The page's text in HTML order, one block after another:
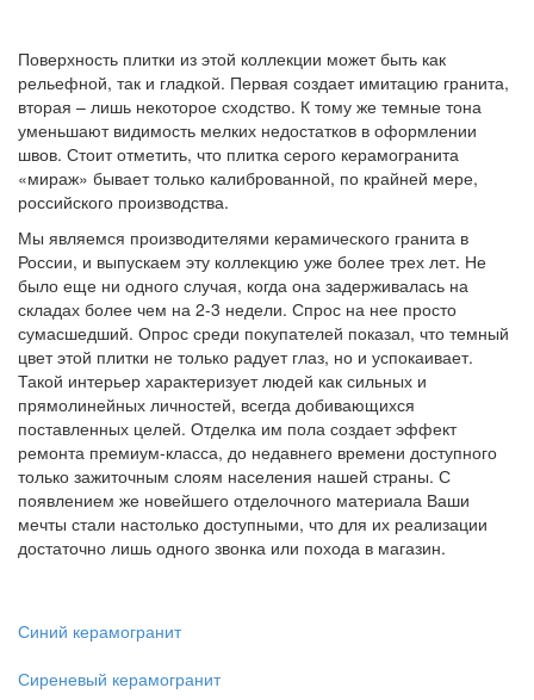
Поверхность плитки из этой коллекции может быть как
рельефной, так и гладкой. Первая создает имитацию гранита,
вторая – лишь некоторое сходство. К тому же темные тона
уменьшают видимость мелких недостатков в оформлении
швов. Стоит отметить, что плитка серого керамогранита
«мираж» бывает только калиброванной, по крайней мере,
российского производства.
Мы являемся производителями керамического гранита в
России, и выпускаем эту коллекцию уже более трех лет. Не
было еще ни одного случая, когда она задерживалась на
складах более чем на 2-3 недели. Спрос на нее просто
сумасшедший. Опрос среди покупателей показал, что темный
цвет этой плитки не только радует глаз, но и успокаивает.
Такой интерьер характеризует людей как сильных и
прямолинейных личностей, всегда добивающихся
поставленных целей. Отделка им пола создает эффект
ремонта премиум-класса, до недавнего времени доступного
только зажиточным слоям населения нашей страны. С
появлением же новейшего отделочного материала Ваши
мечты стали настолько доступными, что для их реализации
достаточно лишь одного звонка или похода в магазин.
Синий керамогранит
Сиреневый керамогранит